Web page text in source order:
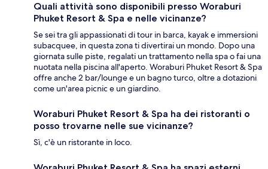
Quali attività sono disponibili presso Woraburi
Phuket Resort & Spa e nelle vicinanze?
Se sei tra gli appassionati di tour in barca, kayak e immersioni
subacquee, in questa zona ti divertirai un mondo. Dopo una
giornata sulle piste, regalati un trattamento nella spa o fai una
nuotata nella piscina all'aperto. Woraburi Phuket Resort & Spa
offre anche 2 bar/lounge e un bagno turco, oltre a dotazioni
come un'area picnic e un giardino.
Woraburi Phuket Resort & Spa ha dei ristoranti o
posso trovarne nelle sue vicinanze?
Sì, c'è un ristorante in loco.